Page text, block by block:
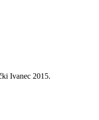
Ivanec 2015.